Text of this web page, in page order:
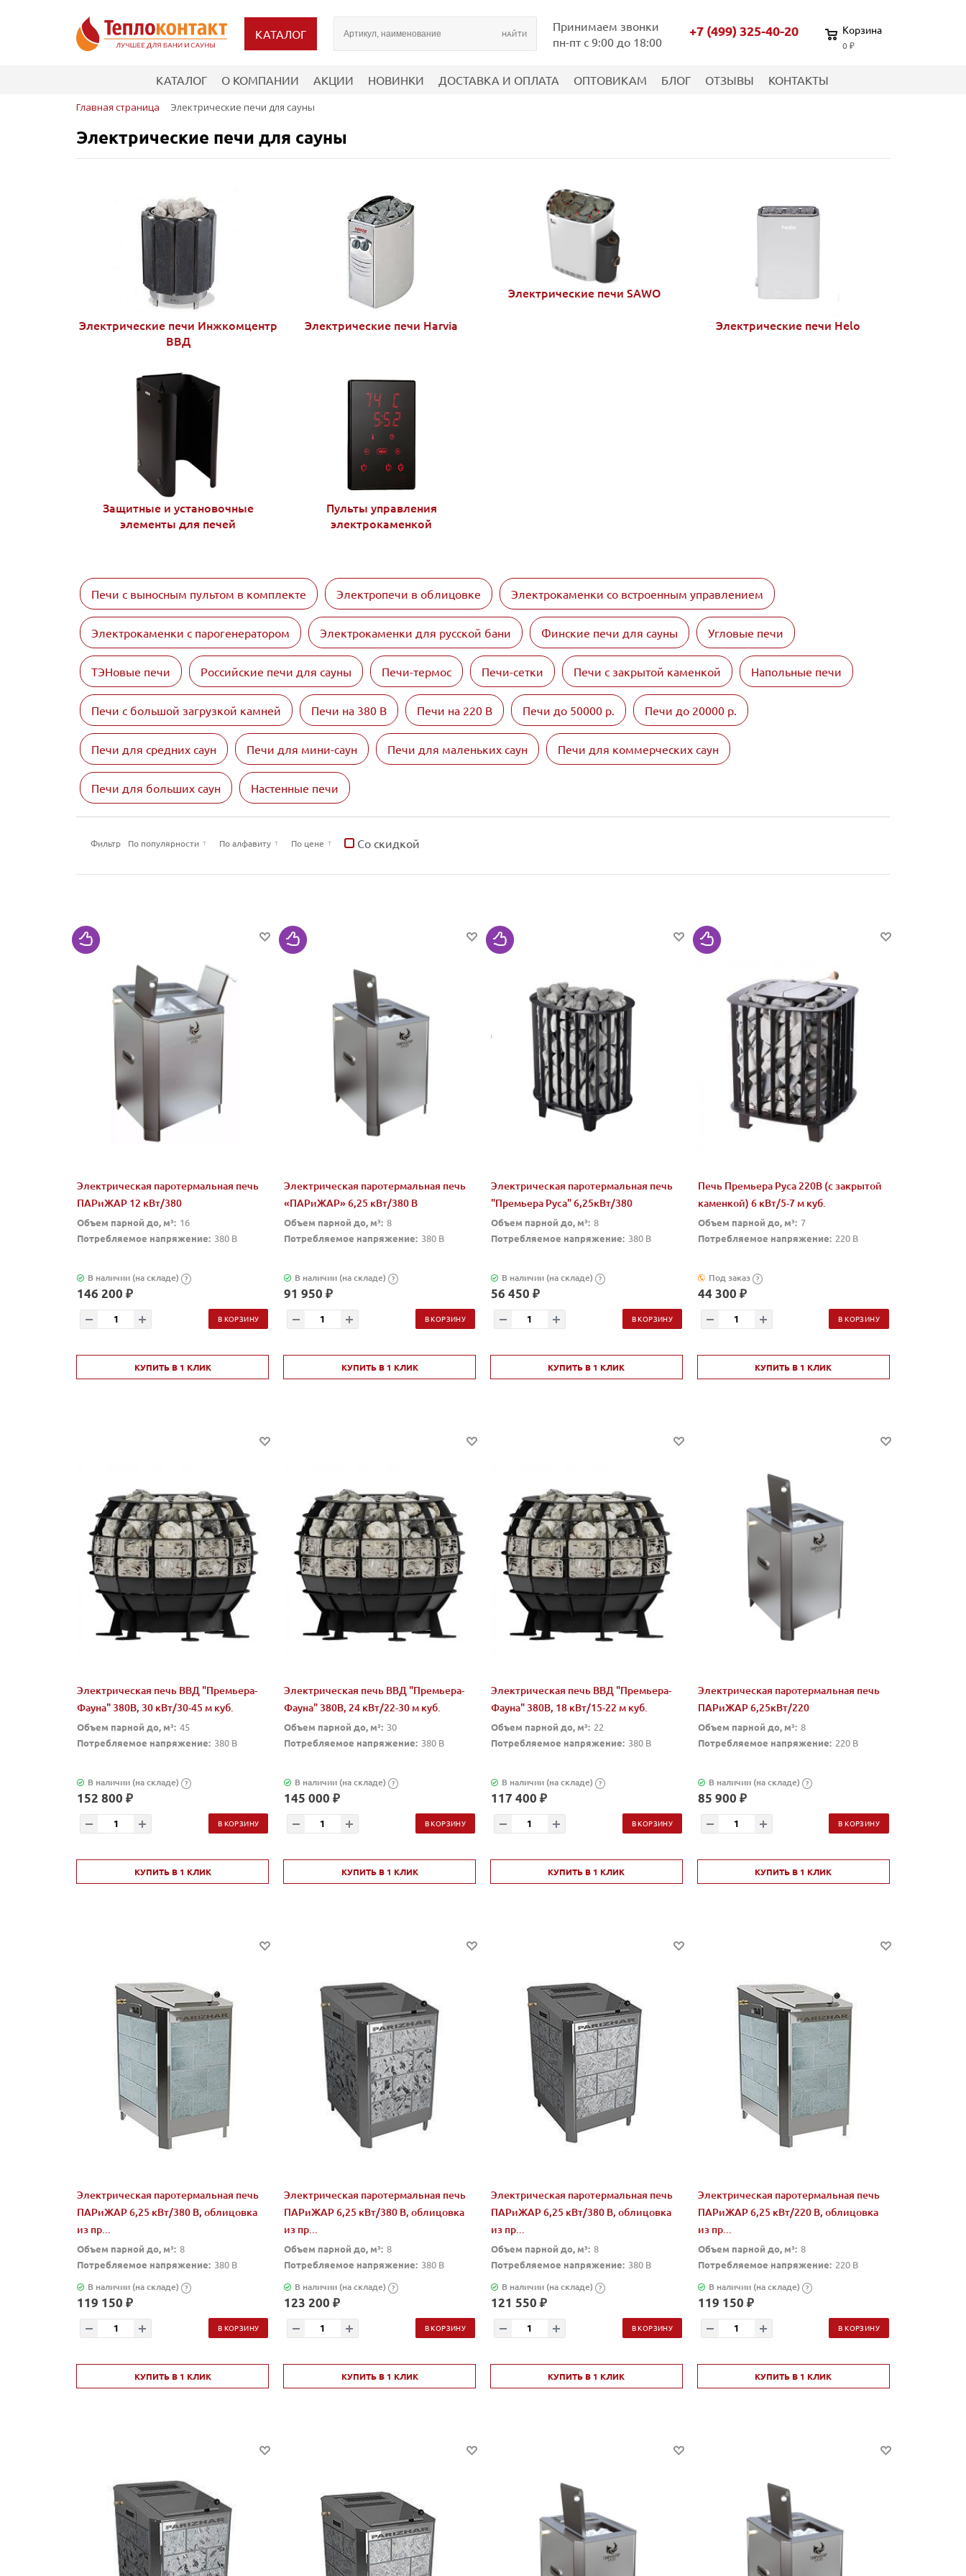
КАТАЛОГ
Принимаем звонки
пн-пт с 9:00 до 18:00
+7 (499) 325-40-20 Корзина
0 ₽
КАТАЛОГ О КОМПАНИИ АКЦИИ НОВИНКИ ДОСТАВКА И ОПЛАТА ОПТОВИКАМ БЛОГ ОТЗЫВЫ КОНТАКТЫ
Главная страница Электрические печи для сауны
Электрические печи для сауны
Электрические печи Инжкомцентр
ВВД
Электрические печи Harvia
Электрические печи SAWO
Электрические печи Helo
Защитные и установочные
элементы для печей
Пульты управления
электрокаменкой
Печи с выносным пультом в комплекте Электропечи в облицовке Электрокаменки со встроенным управлением
Электрокаменки с парогенератором Электрокаменки для русской бани Финские печи для сауны Угловые печи
ТЭНовые печи Российские печи для сауны Печи-термос Печи-сетки Печи с закрытой каменкой Напольные печи
Печи с большой загрузкой камней Печи на 380 В Печи на 220 В Печи до 50000 р. Печи до 20000 р.
Печи для средних саун Печи для мини-саун Печи для маленьких саун Печи для коммерческих саун
Печи для больших саун Настенные печи
Фильтр По популярности По алфавиту По цене Со скидкой
Электрическая паротермальная печь
ПАРиЖАР 12 кВт/380
Объем парной до, м³: 16
Потребляемое напряжение: 380 В
В наличии (на складе) ?
146 200 ₽
В КОРЗИНУ
КУПИТЬ В 1 КЛИК
Электрическая паротермальная печь
«ПАРиЖАР» 6,25 кВт/380 В
Объем парной до, м³: 8
Потребляемое напряжение: 380 В
В наличии (на складе) ?
91 950 ₽
В КОРЗИНУ
КУПИТЬ В 1 КЛИК
Электрическая паротермальная печь
"Премьера Руса" 6,25кВт/380
Объем парной до, м³: 8
Потребляемое напряжение: 380 В
В наличии (на складе) ?
56 450 ₽
В КОРЗИНУ
КУПИТЬ В 1 КЛИК
Печь Премьера Руса 220В (с закрытой
каменкой) 6 кВт/5-7 м куб.
Объем парной до, м³: 7
Потребляемое напряжение: 220 В
Под заказ ?
44 300 ₽
В КОРЗИНУ
КУПИТЬ В 1 КЛИК
Электрическая печь ВВД "Премьера-
Фауна" 380В, 30 кВт/30-45 м куб.
Объем парной до, м³: 45
Потребляемое напряжение: 380 В
В наличии (на складе) ?
152 800 ₽
В КОРЗИНУ
КУПИТЬ В 1 КЛИК
Электрическая печь ВВД "Премьера-
Фауна" 380В, 24 кВт/22-30 м куб.
Объем парной до, м³: 30
Потребляемое напряжение: 380 В
В наличии (на складе) ?
145 000 ₽
В КОРЗИНУ
КУПИТЬ В 1 КЛИК
Электрическая печь ВВД "Премьера-
Фауна" 380В, 18 кВт/15-22 м куб.
Объем парной до, м³: 22
Потребляемое напряжение: 380 В
В наличии (на складе) ?
117 400 ₽
В КОРЗИНУ
КУПИТЬ В 1 КЛИК
Электрическая паротермальная печь
ПАРиЖАР 6,25кВт/220
Объем парной до, м³: 8
Потребляемое напряжение: 220 В
В наличии (на складе) ?
85 900 ₽
В КОРЗИНУ
КУПИТЬ В 1 КЛИК
Электрическая паротермальная печь
ПАРиЖАР 6,25 кВт/380 В, облицовка
из пр...
Объем парной до, м³: 8
Потребляемое напряжение: 380 В
В наличии (на складе) ?
119 150 ₽
В КОРЗИНУ
КУПИТЬ В 1 КЛИК
Электрическая паротермальная печь
ПАРиЖАР 6,25 кВт/380 В, облицовка
из пр...
Объем парной до, м³: 8
Потребляемое напряжение: 380 В
В наличии (на складе) ?
123 200 ₽
В КОРЗИНУ
КУПИТЬ В 1 КЛИК
Электрическая паротермальная печь
ПАРиЖАР 6,25 кВт/380 В, облицовка
из пр...
Объем парной до, м³: 8
Потребляемое напряжение: 380 В
В наличии (на складе) ?
121 550 ₽
В КОРЗИНУ
КУПИТЬ В 1 КЛИК
Электрическая паротермальная печь
ПАРиЖАР 6,25 кВт/220 В, облицовка
из пр...
Объем парной до, м³: 8
Потребляемое напряжение: 220 В
В наличии (на складе) ?
119 150 ₽
В КОРЗИНУ
КУПИТЬ В 1 КЛИК